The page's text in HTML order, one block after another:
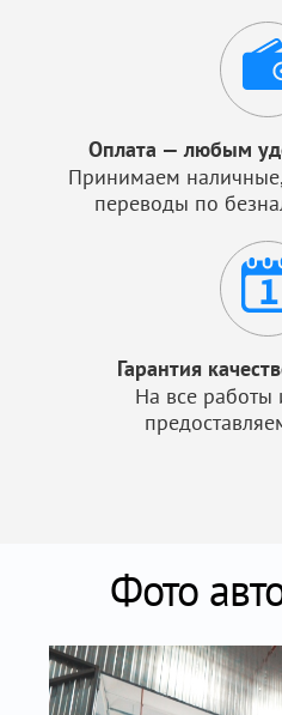
Оплата — любым
Принимаем
переводы по
Гарантия
На все работы
Фото